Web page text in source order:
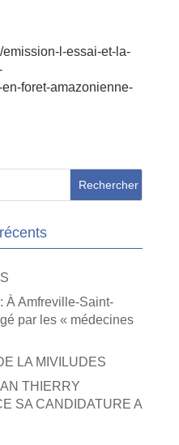
emission-l-essai-et-la-
foret-amazonienne-
À Amfreville-Saint-
par les « médecines
LA MIVILUDES
THIERRY
SA CANDIDATURE A